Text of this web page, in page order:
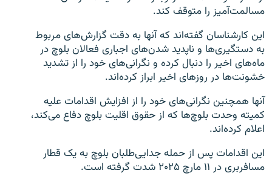
همۀ سایت‌های رادیو آزادی/ رادیو اروپای آزاد
مسالمت‌آمیز را متوقف کند.
این کارشناسان گفته‌اند که آنها به دقت گزارش‌های مربوط
به دستگیری‌ها و ناپدید شدن‌های اجباری فعالان بلوچ در
ماه‌های اخیر را دنبال کرده و نگرانی‌های خود را از تشدید
خشونت‌ها در روزهای اخیر ابراز کرده‌اند.
آنها همچنین نگرانی‌های خود را از افزایش اقدامات علیه
کمیته وحدت بلوچ‌ها که از حقوق اقلیت بلوچ دفاع می‌کند،
اعلام کرده‌اند.
این اقدامات پس از حمله جدایی‌طلبان بلوچ به یک قطار
مسافربری در ۱۱ مارچ ۲۰۲۵ شدت گرفته است.